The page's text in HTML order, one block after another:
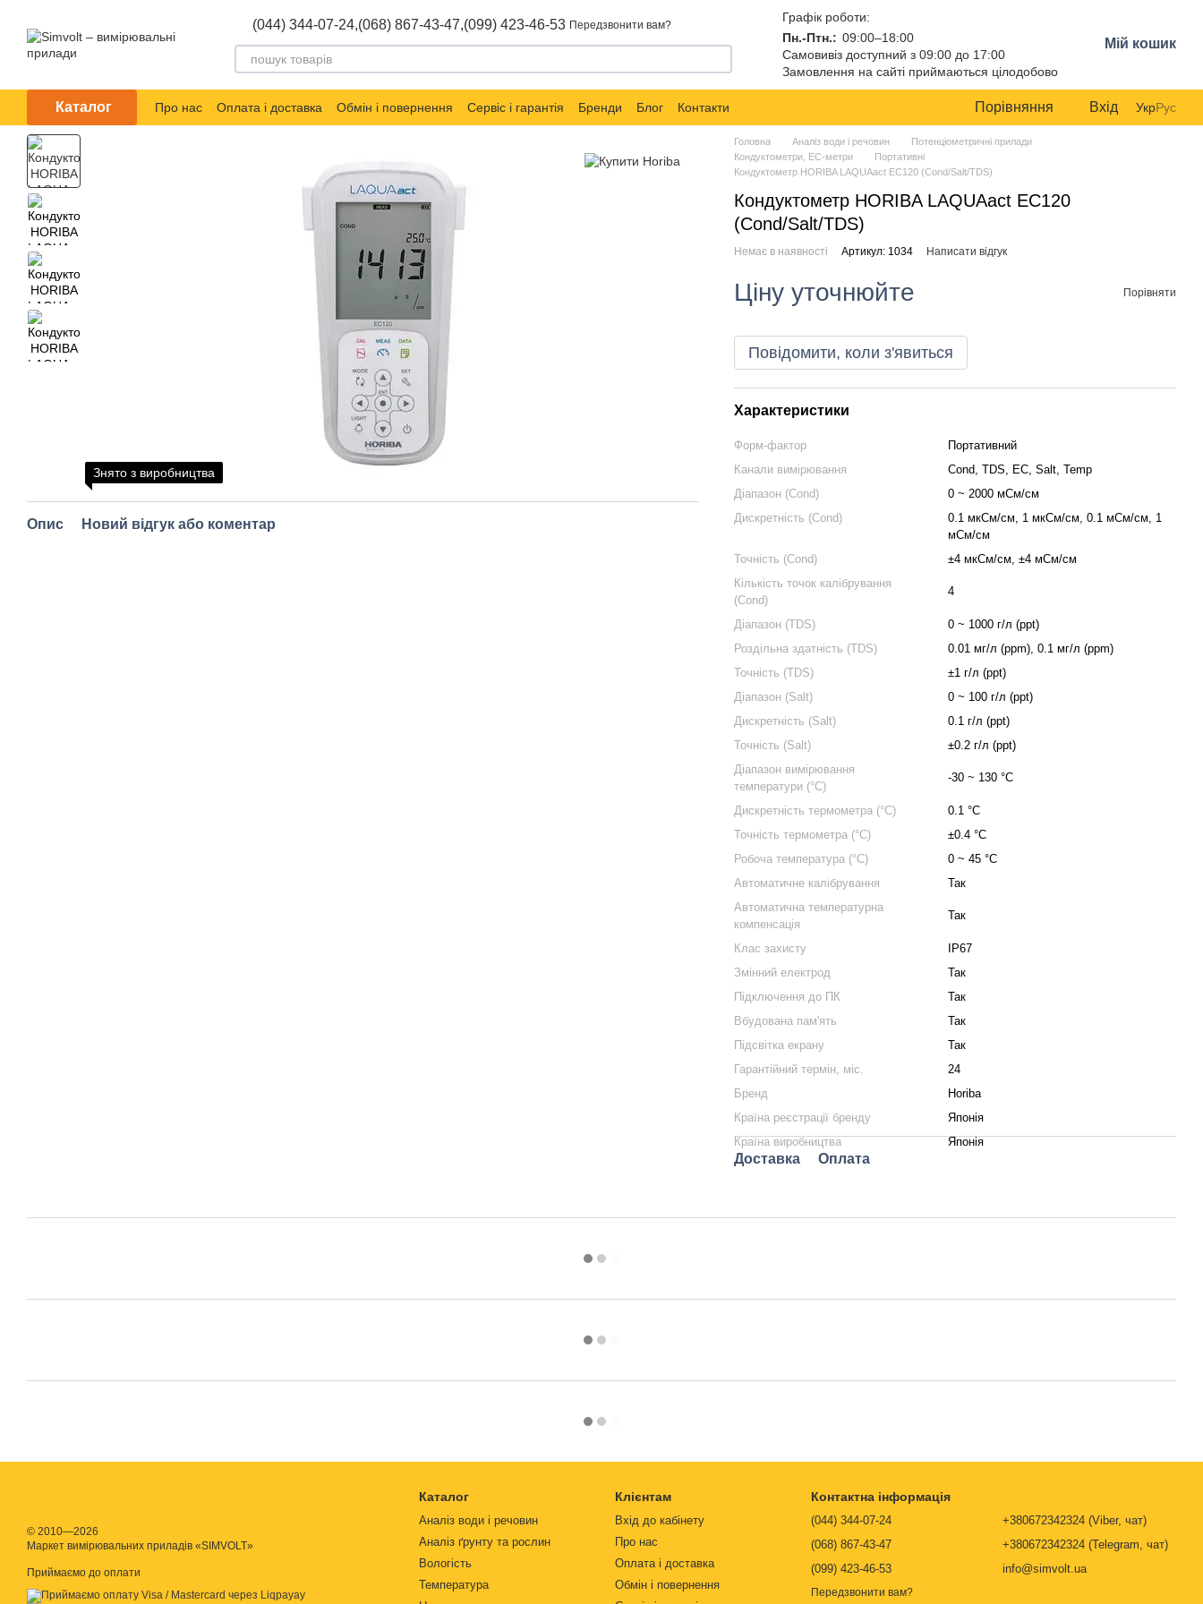
(044) 344-07-24,(068) 867-43-47,(099) 423-46-53 Передзвонити вам?
Графік роботи:
Пн.-Птн.: 09:00–18:00
Самовивіз доступний з 09:00 до 17:00
Замовлення на сайті приймаються цілодобово
Мій кошик
Каталог Про нас Оплата і доставка Обмін і повернення Сервіс і гарантія Бренди Блог Контакти Порівняння Вхід УкрРус
Знято з виробництва
Опис Новий відгук або коментар
Головна Аналіз води і речовин
Потенціометричні прилади
Кондуктометри, EC-метри
Портативні
Кондуктометр HORIBA LAQUAact EC120 (Cond/Salt/TDS)
Кондуктометр HORIBA LAQUAact EC120
(Cond/Salt/TDS)
Немає в наявності Артикул: 1034 Написати відгук
Ціну уточнюйте Порівняти
Повідомити, коли з'явиться
Характеристики
Форм-фактор
Портативний
Канали вимірювання
Cond, TDS, EC, Salt, Temp
Діапазон (Cond)
0 ~ 2000 мСм/см
Дискретність (Cond)
0.1 мкСм/см, 1 мкСм/см, 0.1 мСм/см, 1
мСм/см
Точність (Cond)
±4 мкСм/см, ±4 мСм/см
Кількість точок калібрування
(Cond)
4
Діапазон (TDS)
0 ~ 1000 г/л (ppt)
Роздільна здатність (TDS)
0.01 мг/л (ppm), 0.1 мг/л (ppm)
Точність (TDS)
±1 г/л (ppt)
Діапазон (Salt)
0 ~ 100 г/л (ppt)
Дискретність (Salt)
0.1 г/л (ppt)
Точність (Salt)
±0.2 г/л (ppt)
Діапазон вимірювання
температури (°C)
-30 ~ 130 °C
Дискретність термометра (°C)
0.1 °C
Точність термометра (°C)
±0.4 °C
Робоча температура (°C)
0 ~ 45 °C
Автоматичне калібрування
Так
Автоматична температурна
компенсація
Так
Клас захисту
IP67
Змінний електрод
Так
Підключення до ПК
Так
Вбудована пам'ять
Так
Підсвітка екрану
Так
Гарантійний термін, міс.
24
Бренд
Horiba
Країна реєстрації бренду
Японія
Країна виробництва
Японія
Доставка Оплата
© 2010—2026
Маркет вимірювальних приладів «SIMVOLT»
Приймаємо до оплати
Каталог
Аналіз води і речовин
Аналіз ґрунту та рослин
Вологість
Температура
Клієнтам
Вхід до кабінету
Про нас
Оплата і доставка
Обмін і повернення
Контактна інформація
(044) 344-07-24
(068) 867-43-47
(099) 423-46-53
Передзвонити вам?
+380672342324 (Viber, чат)
+380672342324 (Telegram, чат)
info@simvolt.ua